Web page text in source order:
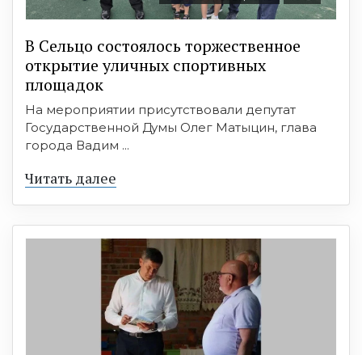
В Сельцо состоялось торжественное
открытие уличных спортивных
площадок
На мероприятии присутствовали депутат
Государственной Думы Олег Матыцин, глава
города Вадим ...
Читать далее